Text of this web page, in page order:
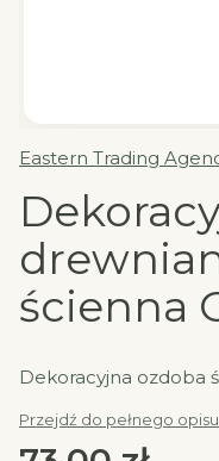
Eastern Trading
ścienna
Dekoracyjna ozdoba
Przejdź do pełnego opisu